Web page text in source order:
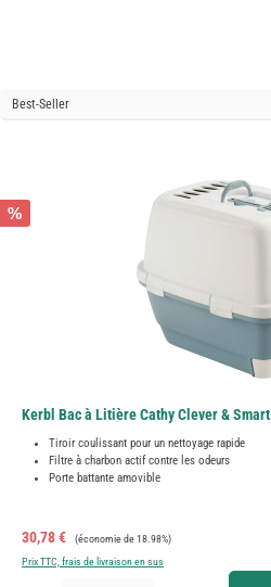
%
Kerbl Bac à Litière Cathy Clever &
Tiroir coulissant pour un nettoyage rapide
Filtre à charbon actif contre les odeurs
Porte battante amovible
Prix de vente :
30,78 € Prix régulier :
(économie de 18.98%)
Prix TTC, frais de livraison en sus
Quantité de produit : Entrez la quantité souhaitée